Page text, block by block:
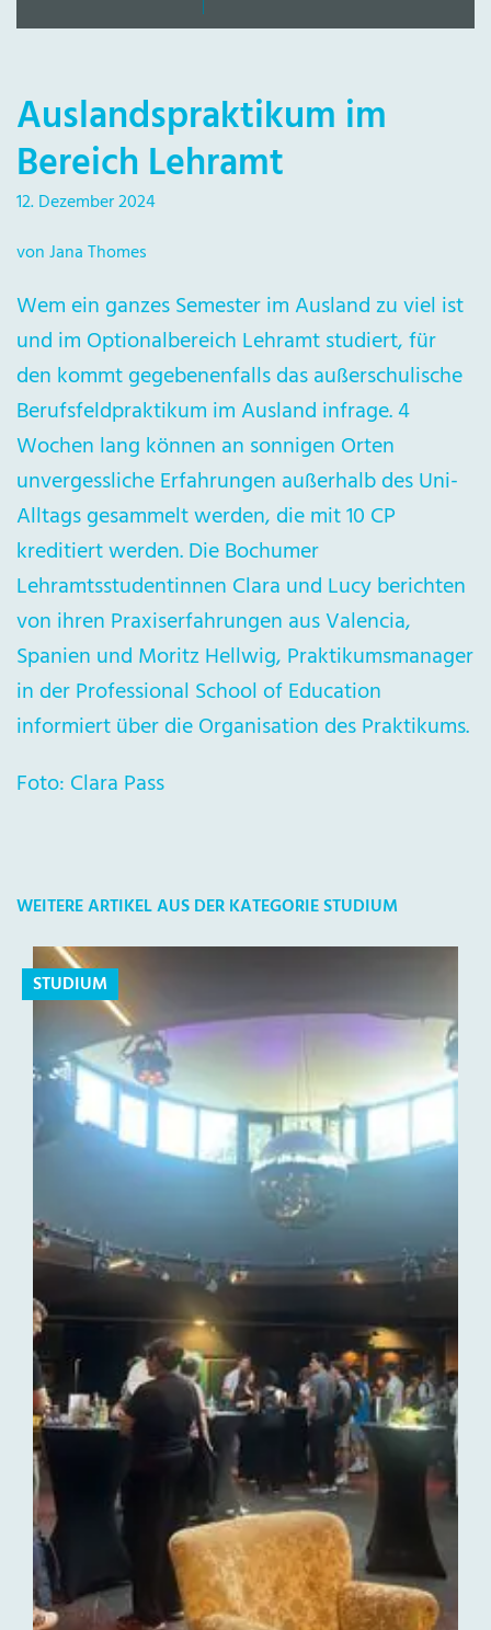
Auslandspraktikum im
Bereich Lehramt
12. Dezember 2024
von Jana Thomes
Wem ein ganzes Semester im Ausland zu viel ist
und im Optionalbereich Lehramt studiert, für
den kommt gegebenenfalls das außerschulische
Berufsfeldpraktikum im Ausland infrage. 4
Wochen lang können an sonnigen Orten
unvergessliche Erfahrungen außerhalb des Uni-
Alltags gesammelt werden, die mit 10 CP
kreditiert werden. Die Bochumer
Lehramtsstudentinnen Clara und Lucy berichten
von ihren Praxiserfahrungen aus Valencia,
Spanien und Moritz Hellwig, Praktikumsmanager
in der Professional School of Education
informiert über die Organisation des Praktikums.
Foto: Clara Pass
WEITERE ARTIKEL AUS DER KATEGORIE STUDIUM
STUDIUM